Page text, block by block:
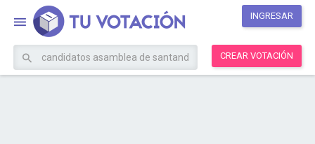
INGRESAR
CREAR VOTACIÓN